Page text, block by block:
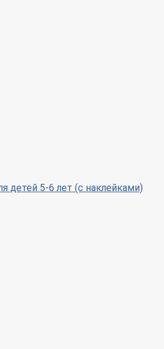
5-6 лет (с наклейками)